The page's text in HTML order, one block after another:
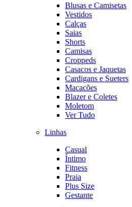
Blusas e Camisetas
Vestidos
Calças
Saias
Shorts
Camisas
Croppeds
Casacos e Jaquetas
Cardigans e Sueters
Macacões
Blazer e Coletes
Moletom
Ver Tudo
Linhas
Casual
Íntimo
Fitness
Praia
Plus Size
Gestante